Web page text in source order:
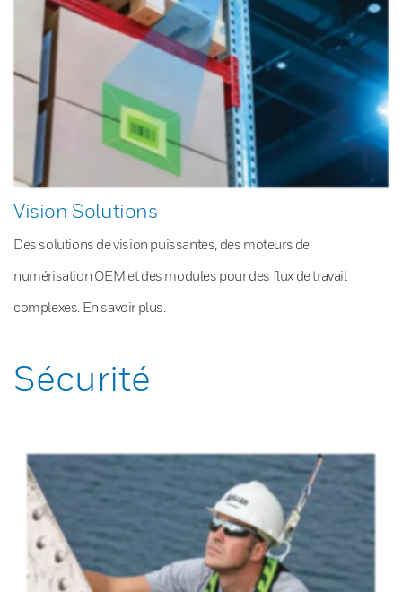
Vision Solutions
Des solutions de vision puissantes, des moteurs de
numérisation OEM et des modules pour des flux de travail
complexes. En savoir plus.
Sécurité